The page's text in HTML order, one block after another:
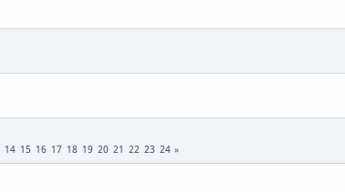
14 15 16 17 18 19 20 21 22 23 24